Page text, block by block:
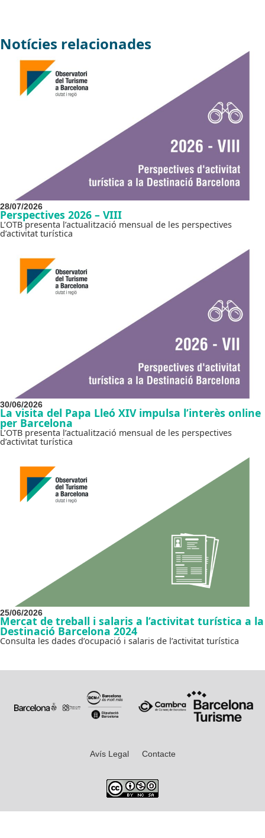
Notícies relacionades
28/07/2026
Perspectives 2026 – VIII
L’OTB presenta l’actualització mensual de les perspectives
d’activitat turística
30/06/2026
La visita del Papa Lleó XIV impulsa l’interès online
per Barcelona
L’OTB presenta l’actualització mensual de les perspectives
d’activitat turística
25/06/2026
Mercat de treball i salaris a l’activitat turística a la
Destinació Barcelona 2024
Consulta les dades d’ocupació i salaris de l’activitat turística
Avís Legal Contacte